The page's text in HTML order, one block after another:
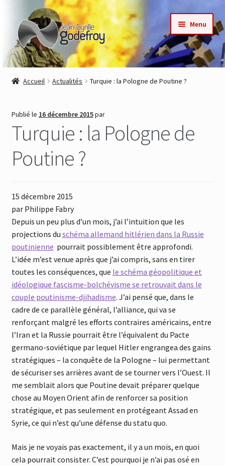
Aller
la
navigation
Aller
au
contenu
Menu
Accueil
Auteurs
Actualités
Commande
Accueil Actualités Turquie : la Pologne de Poutine ?
Publié le 16 décembre 2015par
Turquie : la Pologne de
Poutine ?
15 décembre 2015
par Philippe Fabry
Depuis un peu plus d’un mois, j’ai l’intuition que les
projections du schéma allemand hitlérien dans la Russie
poutinienne pourrait possiblement être approfondi.
L’idée m’est venue après que j’ai compris, sans en tirer
toutes les conséquences, que le schéma géopolitique et
idéologique fascisme-bolchévisme se retrouvait dans le
couple poutinisme-djihadisme. J’ai pensé que, dans le
cadre de ce parallèle général, l’alliance, qui va se
renforçant malgré les efforts contraires américains, entre
l’Iran et la Russie pourrait être l’équivalent du Pacte
germano-soviétique par lequel Hitler engrangea des gains
stratégiques – la conquête de la Pologne – lui permettant
de sécuriser ses arrières avant de se tourner vers l’Ouest. Il
me semblait alors que Poutine devait préparer quelque
chose au Moyen Orient afin de renforcer sa position
stratégique, et pas seulement en protégeant Assad en
Syrie, ce qui n’est qu’une défense du statu quo.
Mais je ne voyais pas exactement, il y a un mois, en quoi
cela pourrait consister. C’est pourquoi je n’ai pas osé en